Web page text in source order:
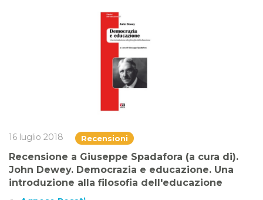
16 luglio 2018 Recensioni
Recensione a Giuseppe Spadafora (a cura di).
John Dewey. Democrazia e educazione. Una
introduzione alla filosofia dell'educazione